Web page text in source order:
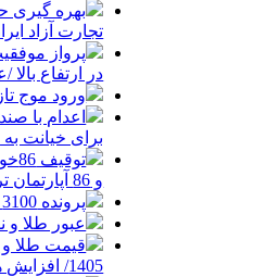
بهره گیری
تجارت آزاد
پرواز
در ارتفاع
ورود موج
اعدام با
برای خیانت
و 86 آپارتمان تراستی‌ها
پرونده 3100 قتل به صلح و سازش ختم شد
عبور طلا و
1405/ افزایش همه قیمت ها + جدول